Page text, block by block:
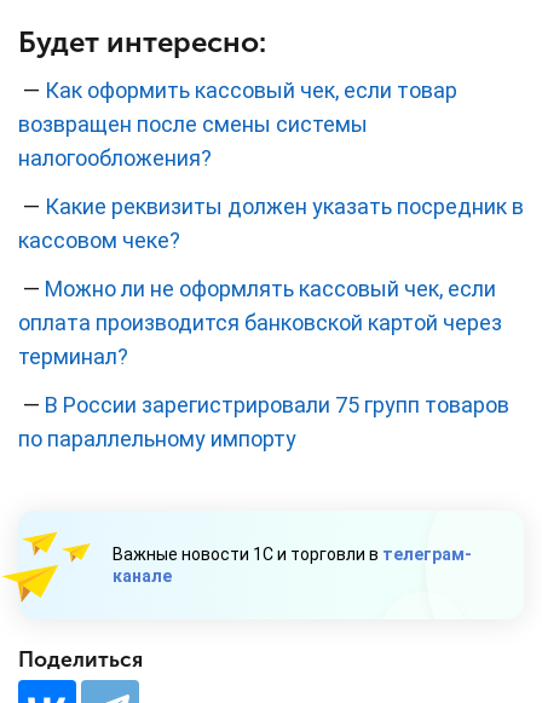
Будет интересно:
— Как оформить кассовый чек, если товар
возвращен после смены системы
налогообложения?
— Какие реквизиты должен указать посредник в
кассовом чеке?
— Можно ли не оформлять кассовый чек, если
оплата производится банковской картой через
терминал?
— В России зарегистрировали 75 групп товаров
по параллельному импорту
Важные новости 1С и торговли в телеграм-
канале
Поделиться